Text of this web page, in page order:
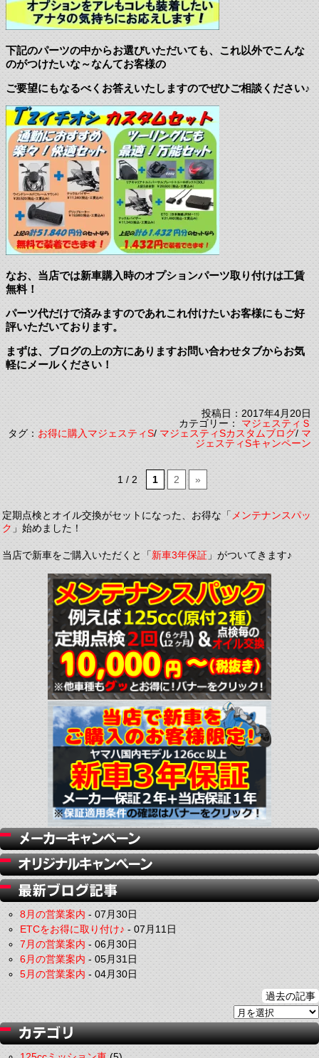
下記のパーツの中からお選びいただいても、これ以外でこんな
のがつけたいな～なんてお客様の
ご要望にもなるべくお答えいたしますのでぜひご相談ください♪
なお、当店では新車購入時のオプションパーツ取り付けは工賃
無料！
パーツ代だけで済みますのであれこれ付けたいお客様にもご好
評いただいております。
まずは、ブログの上の方にありますお問い合わせタブからお気
軽にメールください！
投稿日：2017年4月20日
カテゴリー：マジェスティＳ
タグ：お得に購入マジェスティS/マジェスティSカスタムブログ/マ
ジェスティSキャンペーン
1 / 2 1 2 »
定期点検とオイル交換がセットになった、お得な「メンテナンスパッ
ク」始めました！
当店で新車をご購入いただくと「新車3年保証」がついてきます♪
8月の営業案内-07月30日
ETCをお得に取り付け♪-07月11日
7月の営業案内-06月30日
6月の営業案内-05月31日
5月の営業案内-04月30日
過去の記事